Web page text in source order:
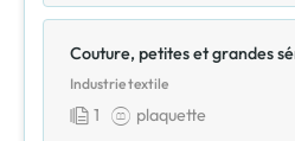
Couture, petites et grandes
Industrie textile
1 plaquette